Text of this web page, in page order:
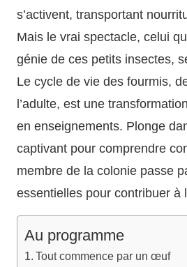
s’activent, transportant
Mais le vrai spectacle, celui
génie de ces petits insectes,
Le cycle de vie des fourmis,
l’adulte, est une
en enseignements. Plonge
captivant pour comprendre
membre de la colonie passe
essentielles pour contribuer à
Au programme
Tout commence par un œuf